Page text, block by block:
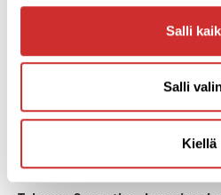
Salli
Salli
Kiellä
kanssamme tutkimaan naisen
synnytyksen jälkeen. Hinta
Ilmoittaudu mukaan:
https://aplico.demo.site/fi/
year=2018&skip=0&hotid=67